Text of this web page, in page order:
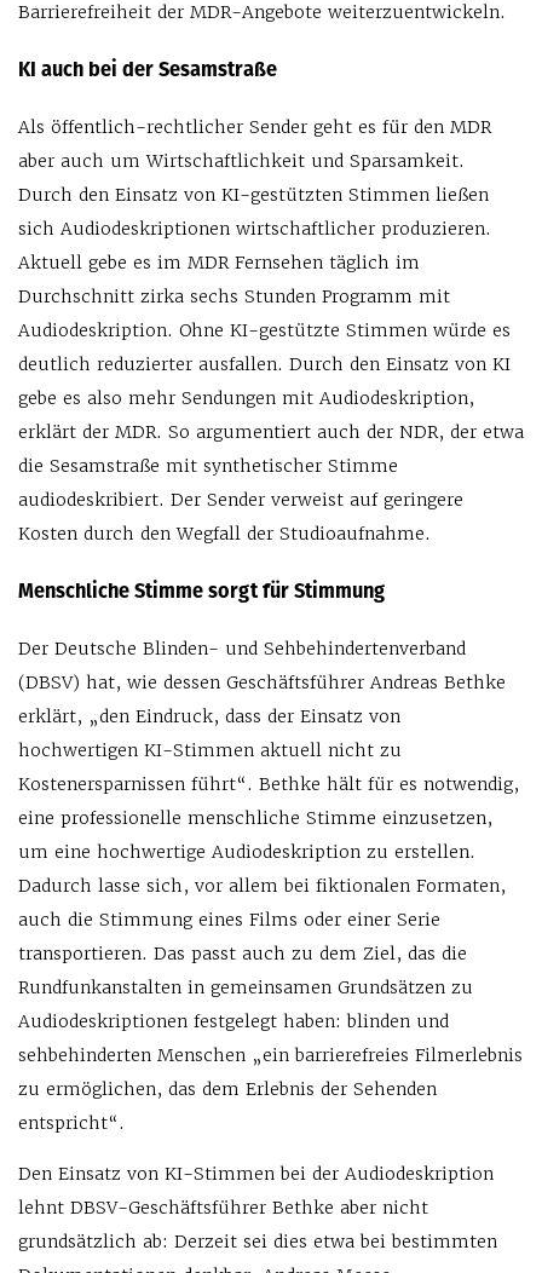
Barrierefreiheit der MDR-Angebote weiterzuentwickeln.
KI auch bei der Sesamstraße
Als öffentlich-rechtlicher Sender geht es für den MDR
aber auch um Wirtschaftlichkeit und Sparsamkeit.
Durch den Einsatz von KI-gestützten Stimmen ließen
sich Audiodeskriptionen wirtschaftlicher produzieren.
Aktuell gebe es im MDR Fernsehen täglich im
Durchschnitt zirka sechs Stunden Programm mit
Audiodeskription. Ohne KI-gestützte Stimmen würde es
deutlich reduzierter ausfallen. Durch den Einsatz von KI
gebe es also mehr Sendungen mit Audiodeskription,
erklärt der MDR. So argumentiert auch der NDR, der etwa
die Sesamstraße mit synthetischer Stimme
audiodeskribiert. Der Sender verweist auf geringere
Kosten durch den Wegfall der Studioaufnahme.
Menschliche Stimme sorgt für Stimmung
Der Deutsche Blinden- und Sehbehindertenverband
(DBSV) hat, wie dessen Geschäftsführer Andreas Bethke
erklärt, „den Eindruck, dass der Einsatz von
hochwertigen KI-Stimmen aktuell nicht zu
Kostenersparnissen führt“. Bethke hält für es notwendig,
eine professionelle menschliche Stimme einzusetzen,
um eine hochwertige Audiodeskription zu erstellen.
Dadurch lasse sich, vor allem bei fiktionalen Formaten,
auch die Stimmung eines Films oder einer Serie
transportieren. Das passt auch zu dem Ziel, das die
Rundfunkanstalten in gemeinsamen Grundsätzen zu
Audiodeskriptionen festgelegt haben: blinden und
sehbehinderten Menschen „ein barrierefreies Filmerlebnis
zu ermöglichen, das dem Erlebnis der Sehenden
entspricht“.
Den Einsatz von KI-Stimmen bei der Audiodeskription
lehnt DBSV-Geschäftsführer Bethke aber nicht
grundsätzlich ab: Derzeit sei dies etwa bei bestimmten